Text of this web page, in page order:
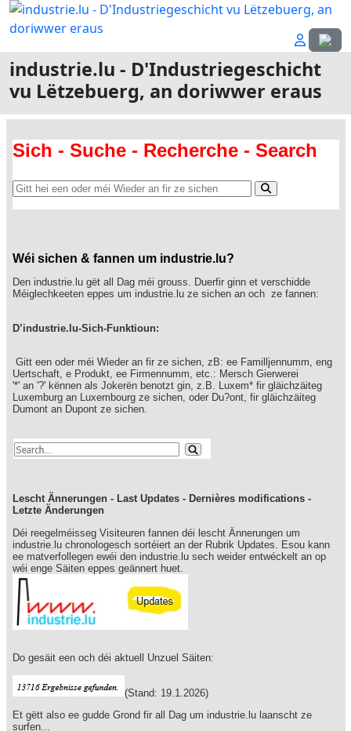
industrie.lu - D'Industriegeschicht
vu Lëtzebuerg, an doriwwer eraus